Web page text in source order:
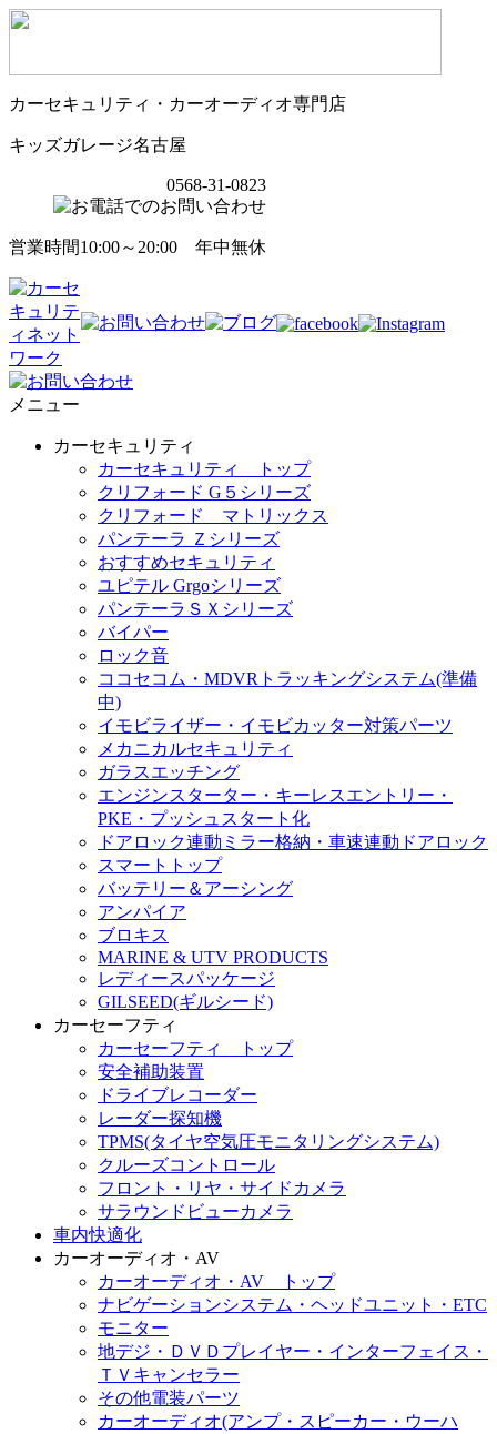
カーセキュリティ・カーオーディオ専門店
キッズガレージ名古屋
0568-31-0823
営業時間10:00～20:00 年中無休
メニュー
カーセキュリティ
カーセキュリティ トップ
クリフォード G５シリーズ
クリフォード マトリックス
パンテーラ Ｚシリーズ
おすすめセキュリティ
ユピテル Grgoシリーズ
パンテーラＳＸシリーズ
バイパー
ロック音
ココセコム・MDVRトラッキングシステム(準備
中)
イモビライザー・イモビカッター対策パーツ
メカニカルセキュリティ
ガラスエッチング
エンジンスターター・キーレスエントリー・
PKE・プッシュスタート化
ドアロック連動ミラー格納・車速連動ドアロック
スマートトップ
バッテリー＆アーシング
アンパイア
ブロキス
MARINE & UTV PRODUCTS
レディースパッケージ
GILSEED(ギルシード)
カーセーフティ
カーセーフティ トップ
安全補助装置
ドライブレコーダー
レーダー探知機
TPMS(タイヤ空気圧モニタリングシステム)
クルーズコントロール
フロント・リヤ・サイドカメラ
サラウンドビューカメラ
車内快適化
カーオーディオ・AV
カーオーディオ・AV トップ
ナビゲーションシステム・ヘッドユニット・ETC
モニター
地デジ・ＤＶＤプレイヤー・インターフェイス・
ＴＶキャンセラー
その他電装パーツ
カーオーディオ(アンプ・スピーカー・ウーハ